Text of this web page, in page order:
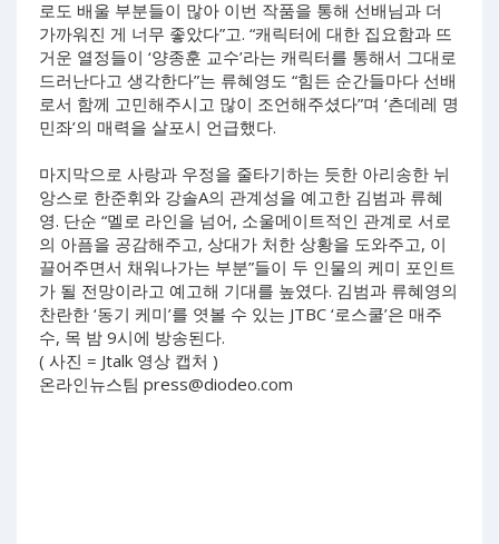
로도 배울 부분들이 많아 이번 작품을 통해 선배님과 더
가까워진 게 너무 좋았다”고. “캐릭터에 대한 집요함과 뜨
거운 열정들이 ‘양종훈 교수’라는 캐릭터를 통해서 그대로
드러난다고 생각한다”는 류혜영도 “힘든 순간들마다 선배
로서 함께 고민해주시고 많이 조언해주셨다”며 ‘츤데레 명
민좌’의 매력을 살포시 언급했다.
마지막으로 사랑과 우정을 줄타기하는 듯한 아리송한 뉘
앙스로 한준휘와 강솔A의 관계성을 예고한 김범과 류혜
영. 단순 “멜로 라인을 넘어, 소울메이트적인 관계로 서로
의 아픔을 공감해주고, 상대가 처한 상황을 도와주고, 이
끌어주면서 채워나가는 부분”들이 두 인물의 케미 포인트
가 될 전망이라고 예고해 기대를 높였다. 김범과 류혜영의
찬란한 ‘동기 케미’를 엿볼 수 있는 JTBC ‘로스쿨’은 매주
수, 목 밤 9시에 방송된다.
( 사진 = Jtalk 영상 캡처 )
온라인뉴스팀 press@diodeo.com